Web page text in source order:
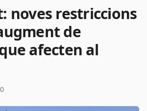
noves restriccions
de
afecten al